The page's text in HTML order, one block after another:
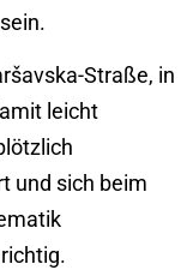
Straße, in
leicht
und sich beim